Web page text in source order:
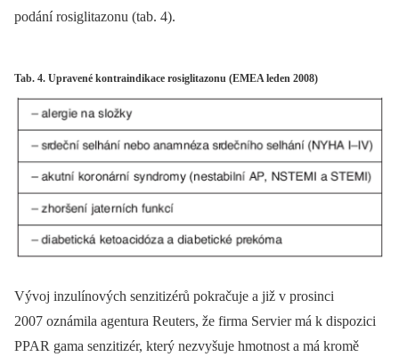
podání rosiglitazonu (tab. 4).
Tab. 4. Upravené kontraindikace rosiglitazonu (EMEA leden 2008)
Vývoj inzulínových senzitizérů pokračuje a již v prosinci
2007 oznámila agentura Reuters, že firma Servier má k dispozici
PPAR gama senzitizér, který nezvyšuje hmotnost a má kromě